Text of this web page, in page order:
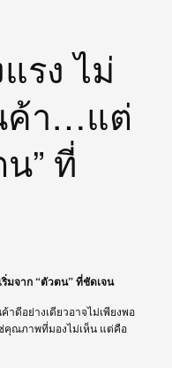
รง ไม่
ค้า…แต่
” ที่
มจาก “ตัวตน” ที่ชัดเจน
ดีอย่างเดียวอาจไม่เพียงพอ
คุณภาพที่มองไม่เห็น แต่คือ